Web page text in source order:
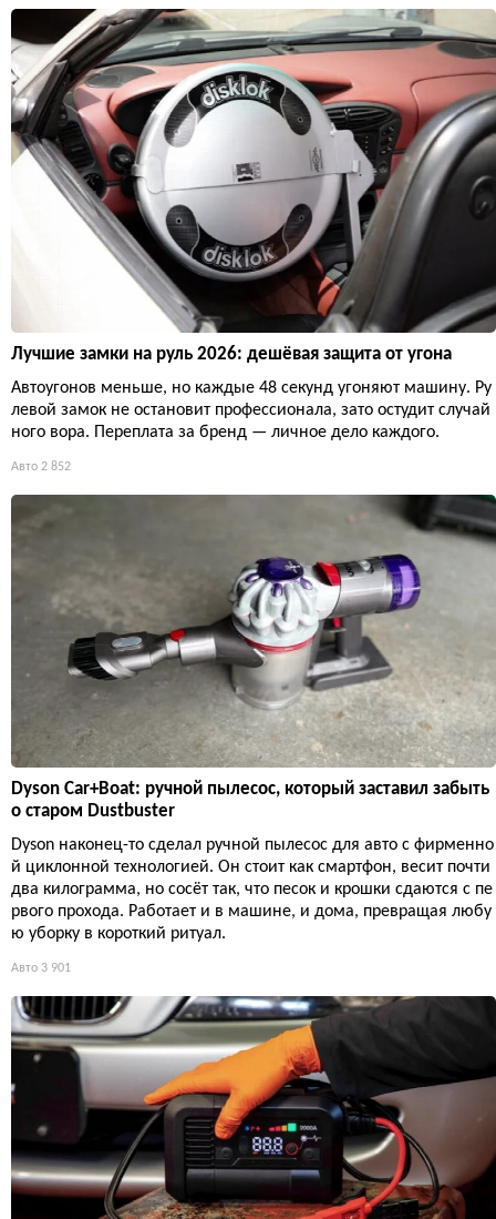
Лучшие замки на руль 2026: дешёвая защита от угона
Автоугонов меньше, но каждые 48 секунд угоняют машину. Ру
левой замок не остановит профессионала, зато остудит случай
ного вора. Переплата за бренд — личное дело каждого.
Авто 2 852
Dyson Car+Boat: ручной пылесос, который заставил забыть
о старом Dustbuster
Dyson наконец-то сделал ручной пылесос для авто с фирменно
й циклонной технологией. Он стоит как смартфон, весит почти
два килограмма, но сосёт так, что песок и крошки сдаются с пе
рвого прохода. Работает и в машине, и дома, превращая любу
ю уборку в короткий ритуал.
Авто 3 901